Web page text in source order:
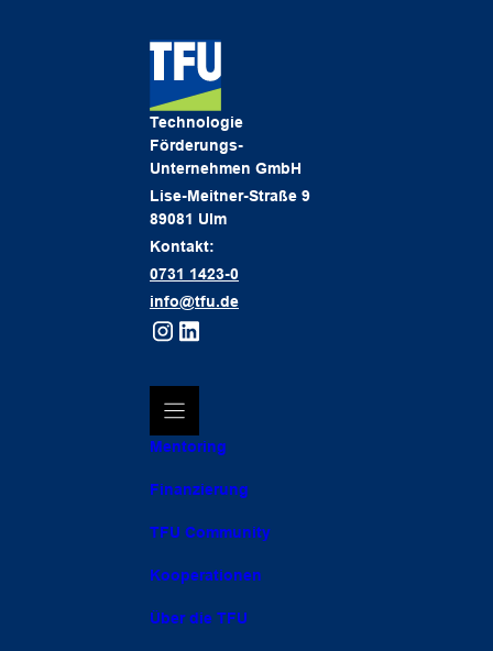
Technologie
Förderungs-
Unternehmen GmbH
Lise-Meitner-Straße 9
89081 Ulm
Kontakt:
0731 1423-0
info@tfu.de
Mentoring
Finanzierung
TFU Community
Kooperationen
Über die TFU